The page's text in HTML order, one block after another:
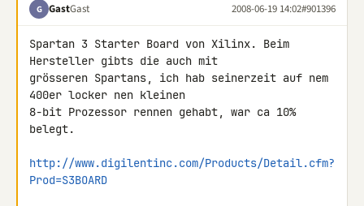
G GastGast 2008-06-19 14:02#901396
Spartan 3 Starter Board von Xilinx. Beim
Hersteller gibts die auch mit
grösseren Spartans, ich hab seinerzeit auf nem
400er locker nen kleinen
8-bit Prozessor rennen gehabt, war ca 10%
belegt.
http://www.digilentinc.com/Products/Detail.cfm?
Prod=S3BOARD